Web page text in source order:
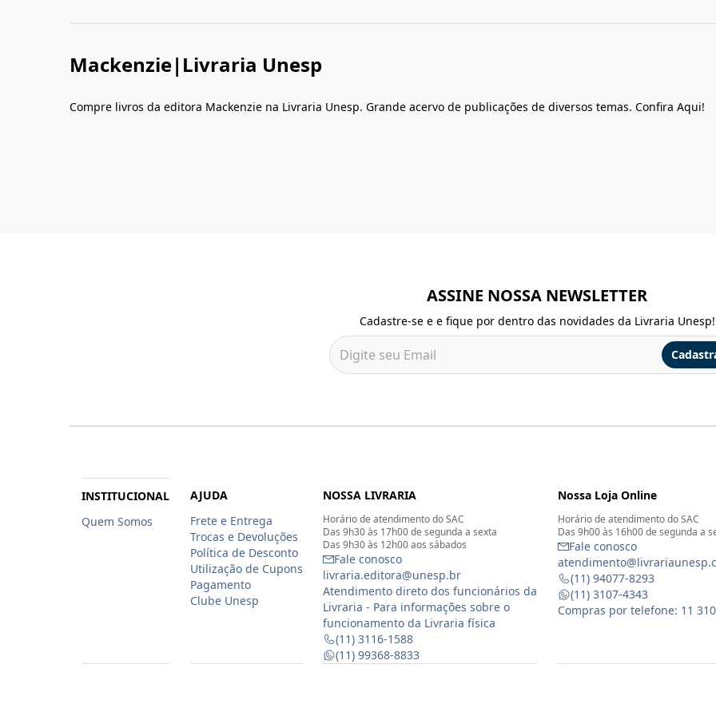
Mackenzie|Livraria Unesp
Compre livros da editora Mackenzie na Livraria Unesp. Grande acervo de publicações de diversos temas. Confira Aqui!
ASSINE NOSSA NEWSLETTER
Cadastre-se e e fique por dentro das novidades da Livraria Unesp!
INSTITUCIONAL
Quem Somos
AJUDA
Frete e Entrega
Trocas e Devoluções
Política de Desconto
Utilização de Cupons
Pagamento
Clube Unesp
NOSSA LIVRARIA
Horário de atendimento do SAC
Das 9h30 às 17h00 de segunda a sexta
Das 9h30 às 12h00 aos sábados
Fale conosco
livraria.editora@unesp.br
Atendimento direto dos funcionários da
Livraria - Para informações sobre o
funcionamento da Livraria física
(11) 3116-1588
(11) 99368-8833
Nossa Loja Online
Horário de atendimento do SAC
Das 9h00 às 16h00 de segunda a
Fale conosco
(11) 94077-8293
(11) 3107-4343
Compras por telefone: 11